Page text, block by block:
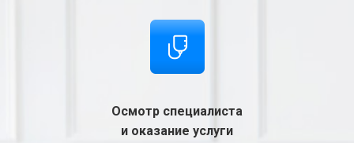
Осмотр специалиста
и оказание услуги